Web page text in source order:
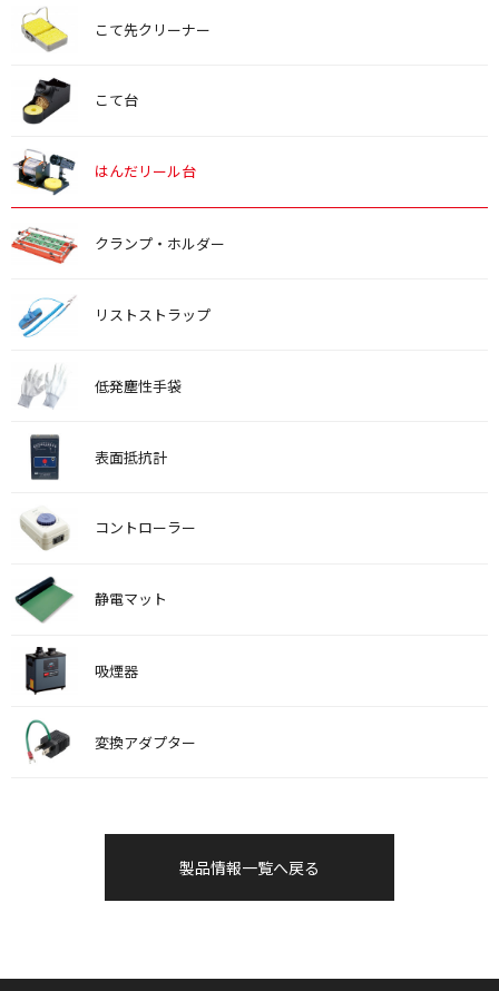
こて先クリーナー
こて台
はんだリール台
クランプ・ホルダー
リストストラップ
低発塵性手袋
表面抵抗計
コントローラー
静電マット
吸煙器
変換アダプター
製品情報一覧へ戻る